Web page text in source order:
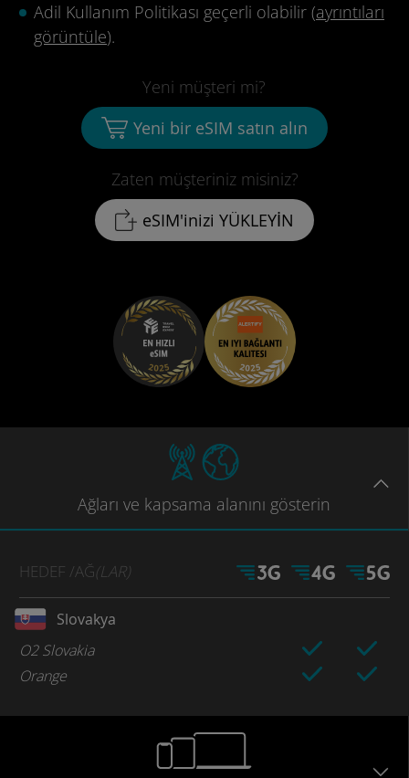
Adil Kullanım Politikası geçerli olabilir (ayrıntıları
görüntüle).
Zaten müşteriniz misiniz?
eSIM'inizi YÜKLEYİN
Yeni müşteri mi?
Yeni bir eSIM satın alın
Ağları ve kapsama alanını gösterin
HEDEF /AĞ(LAR)
Slovakya
O2 Slovakia
Orange